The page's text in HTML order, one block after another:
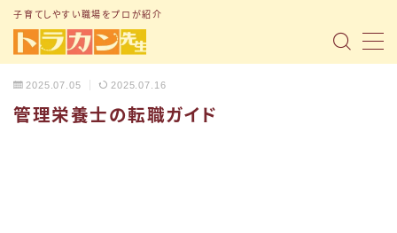
子育てしやすい職場をプロが紹介
MENU
トップページ
2025.07.05 2025.07.16
管理栄養士の転職ガイド